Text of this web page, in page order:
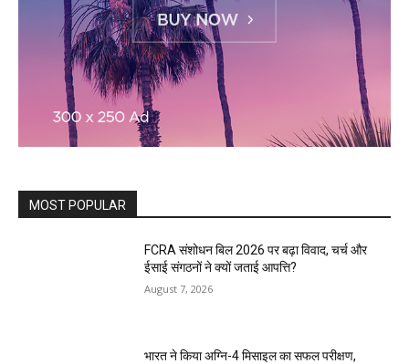
MOST POPULAR
FCRA संशोधन बिल 2026 पर बढ़ा विवाद, चर्च और
ईसाई संगठनों ने क्यों जताई आपत्ति?
August 7, 2026
भारत ने किया अग्नि-4 मिसाइल का सफल परीक्षण,